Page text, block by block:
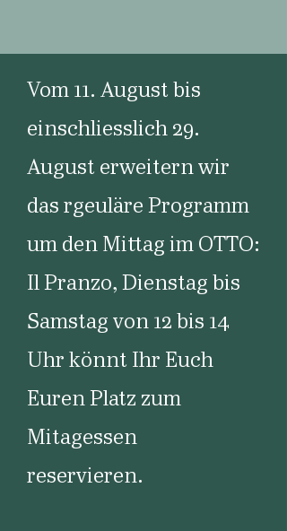
Vom 11. August bis
einschliesslich 29.
August erweitern wir
das rgeuläre Programm
um den Mittag im OTTO:
Il Pranzo, Dienstag bis
Samstag von 12 bis 14
Uhr könnt Ihr Euch
Euren Platz zum
Mitagessen
reservieren.